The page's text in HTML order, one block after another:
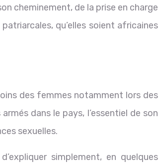
cheminement, de la prise en charge
qu’elles soient africaines
des femmes notamment lors des
dans le pays, l’essentiel de son
sexuelles.
simplement, en quelques